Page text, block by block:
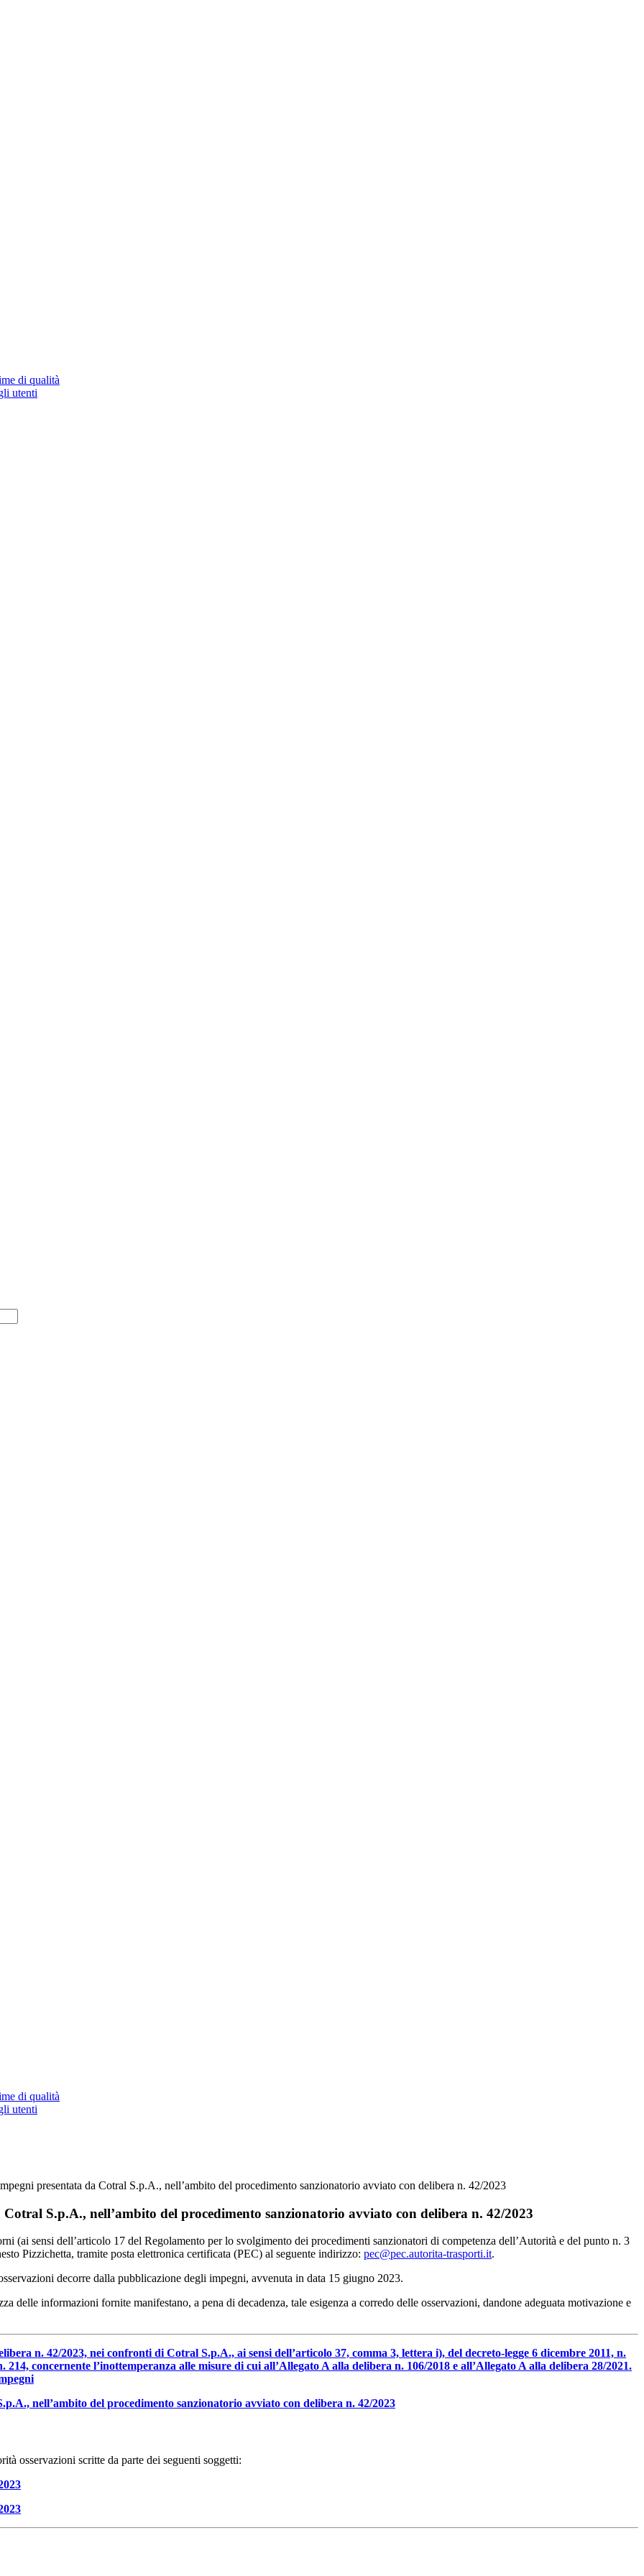
di qualità
utenti
di qualità
utenti
presentata da Cotral S.p.A., nell’ambito del procedimento sanzionatorio avviato con delibera n. 42/2023
S.p.A., nell’ambito del procedimento sanzionatorio avviato con delibera n. 42/2023
(ai sensi dell’articolo 17 del Regolamento per lo svolgimento dei procedimenti sanzionatori di competenza dell’Autorità e del punto n. 3
Pizzichetta, tramite posta elettronica certificata (PEC) al seguente indirizzo: pec@pec.autorita-trasporti.it.
decorre dalla pubblicazione degli impegni, avvenuta in data 15 giugno 2023.
delle informazioni fornite manifestano, a pena di decadenza, tale esigenza a corredo delle osservazioni, dandone adeguata motivazione e
n. 42/2023, nei confronti di Cotral S.p.A., ai sensi dell’articolo 37, comma 3, lettera i), del decreto-legge 6 dicembre 2011, n.
concernente l’inottemperanza alle misure di cui all’Allegato A alla delibera n. 106/2018 e all’Allegato A alla delibera 28/2021.
nell’ambito del procedimento sanzionatorio avviato con delibera n. 42/2023
osservazioni scritte da parte dei seguenti soggetti: